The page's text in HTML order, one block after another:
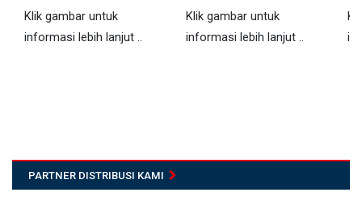
Klik gambar untuk
informasi lebih lanjut ..
Klik gambar untuk
informasi lebih lanjut ..
PARTNER DISTRIBUSI KAMI